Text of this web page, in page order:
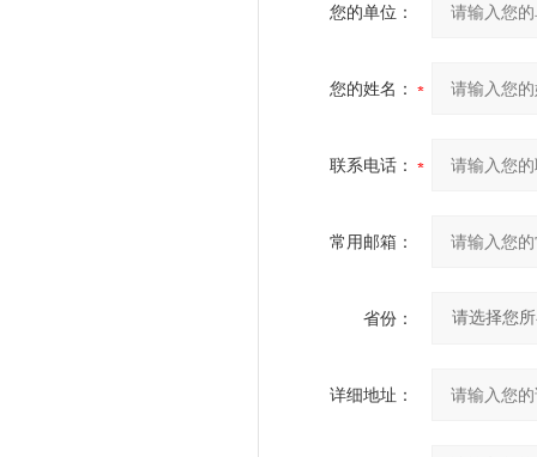
您的单位：
您的姓名：
联系电话：
常用邮箱：
省份：
详细地址：